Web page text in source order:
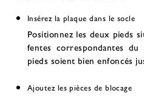
Insérez la plaque dans le socle
Positionnez les deux pieds
fentes correspondantes
pieds soient bien enfoncés
Ajoutez les pièces de blocage